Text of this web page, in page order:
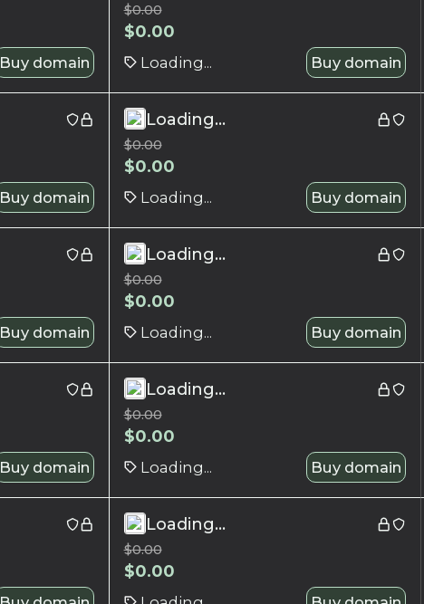
Buy domain
$0.00
$0.00
Loading... Buy domain
Buy domain
Loading...
$0.00
$0.00
Loading... Buy domain
Buy domain
Loading...
$0.00
$0.00
Loading... Buy domain
Buy domain
Loading...
$0.00
$0.00
Loading... Buy domain
Loading...
$0.00
$0.00